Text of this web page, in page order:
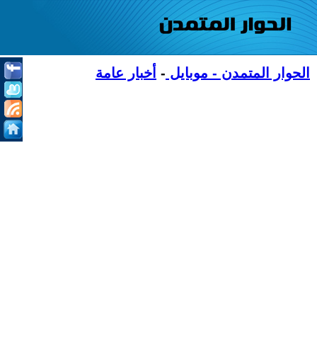
الحوار المتمدن - موبايل - أخبار عامة